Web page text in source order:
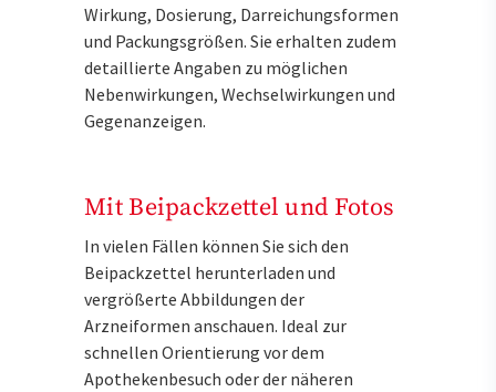
Wirkung, Dosierung, Darreichungsformen
und Packungsgrößen. Sie erhalten zudem
detaillierte Angaben zu möglichen
Nebenwirkungen, Wechselwirkungen und
Gegenanzeigen.
Mit Beipackzettel und Fotos
In vielen Fällen können Sie sich den
Beipackzettel herunterladen und
vergrößerte Abbildungen der
Arzneiformen anschauen. Ideal zur
schnellen Orientierung vor dem
Apothekenbesuch oder der näheren